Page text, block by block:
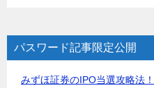
パスワード記事限定公開
みずほ証券のIPO当選攻略法